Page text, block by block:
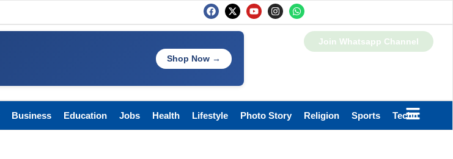
Shop Now →
Join Whatsapp Channel
Business Education Jobs Health Lifestyle Photo Story Religion Sports Technology